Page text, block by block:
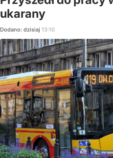
ukarany
Dodano: dzisiaj 13:10